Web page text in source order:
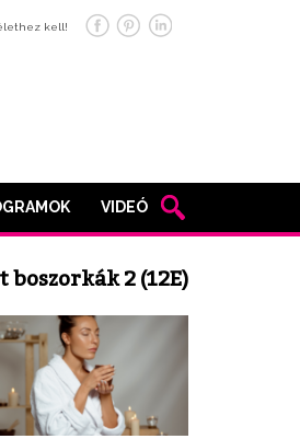
élethez kell!
VIDEÓ
2 (12E)